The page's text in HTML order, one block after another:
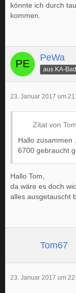
könnte ich durch
kommen.
PeWa
aus KA-
23. Januar 2017 um
Zitat von
Hallo zusammen
6700 gebraucht
Hallo Tom,
da wäre es doch
alles ausgetauscht
Tom67
23. Januar 2017 um